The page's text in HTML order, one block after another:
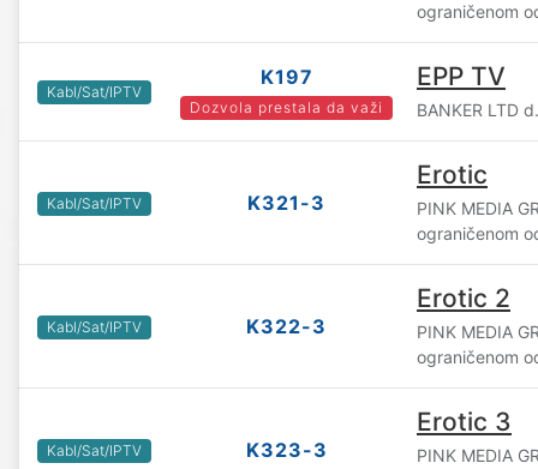
ograničenom
Kabl/Sat/IPTV
K197
Dozvola prestala da važi
EPP TV
BANKER LTD
Kabl/Sat/IPTV K321-3
Erotic
PINK MEDIA
ograničenom
Kabl/Sat/IPTV K322-3
Erotic 2
PINK MEDIA
ograničenom
Kabl/Sat/IPTV K323-3
Erotic 3
PINK MEDIA